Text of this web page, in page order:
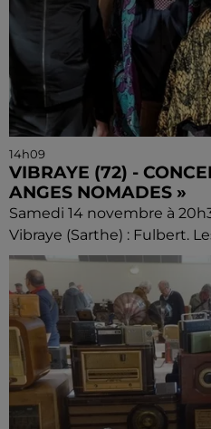
14h09
VIBRAYE (72) -
ANGES NOMADES »
Samedi 14 novembre à
Vibraye (Sarthe) : Fulbert.